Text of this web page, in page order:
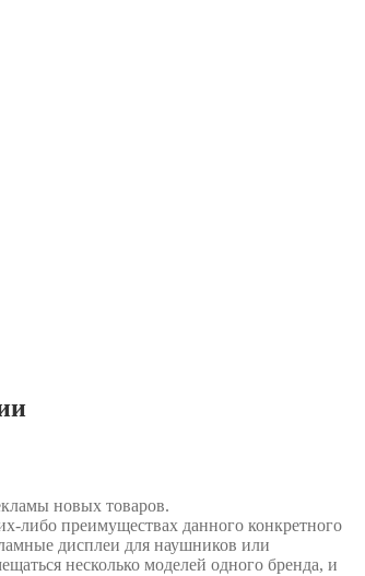
новых товаров.
либо преимуществах данного конкретного
дисплеи для наушников или
несколько моделей одного бренда, и